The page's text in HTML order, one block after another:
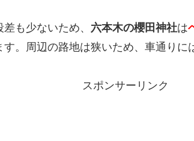
も少ないため、 六本木の櫻田神社は
。周辺の路地は狭いため、車通りに
スポンサーリンク